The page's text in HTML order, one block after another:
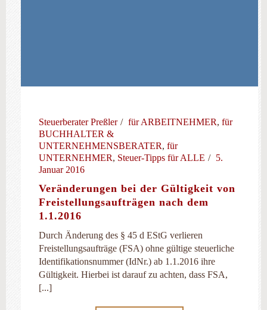
Steuerberater Preßler für ARBEITNEHMER, für
BUCHHALTER &
UNTERNEHMENSBERATER, für
UNTERNEHMER, Steuer-Tipps für ALLE
5.
Januar 2016
Veränderungen bei der Gültigkeit von
Freistellungsaufträgen nach dem
1.1.2016
Durch Änderung des § 45 d EStG verlieren
Freistellungsaufträge (FSA) ohne gültige steuerliche
Identifikationsnummer (IdNr.) ab 1.1.2016 ihre
Gültigkeit. Hierbei ist darauf zu achten, dass FSA,
[...]